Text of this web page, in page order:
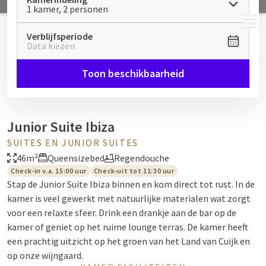
MENU
1 kamer, 2 personen
Verblijfsperiode
Data kiezen
Toon beschikbaarheid
Junior Suite Ibiza
SUITES EN JUNIOR SUITES
46m²
Queensizebed Regendouche
Check-in v.a. 15:00 uur Check-uit tot 11:30 uur
Stap de Junior Suite Ibiza binnen en kom direct tot rust. In de
kamer is veel gewerkt met natuurlijke materialen wat zorgt
voor een relaxte sfeer. Drink een drankje aan de bar op de
kamer of geniet op het ruime lounge terras. De kamer heeft
een prachtig uitzicht op het groen van het Land van Cuijk en
op onze wijngaard.